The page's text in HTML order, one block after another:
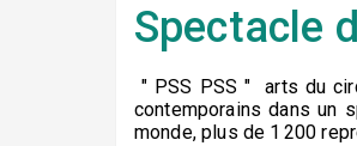
Spectacle
" PSS PSS " arts du
contemporains dans un
monde, plus de 1 200